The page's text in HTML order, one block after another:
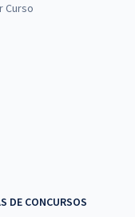
- Conhecimentos
da Informação
Curso
DE CONCURSOS